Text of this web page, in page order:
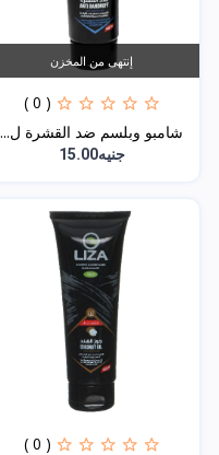
إنتهى من المخزن
( 0 )
شامبو وبلسم ضد القشرة ل...
جنيه15.00
( 0 )